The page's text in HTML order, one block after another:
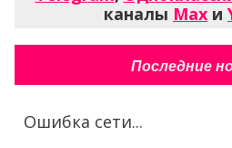
каналы Max и
Последние
Ошибка сети...